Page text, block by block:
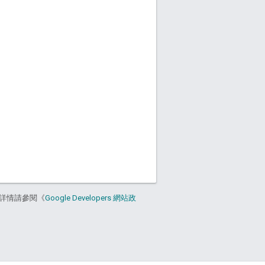
情請參閱《Google Developers 網站政